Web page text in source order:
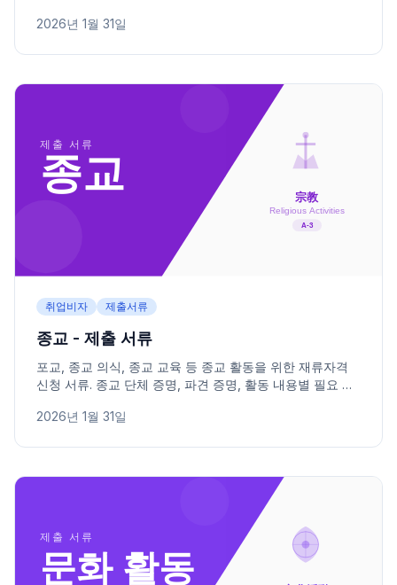
2026년 1월 31일
취업비자 제출서류
종교 - 제출 서류
포교, 종교 의식, 종교 교육 등 종교 활동을 위한 재류자격
신청 서류. 종교 단체 증명, 파견 증명, 활동 내용별 필요 서
2026년 1월 31일